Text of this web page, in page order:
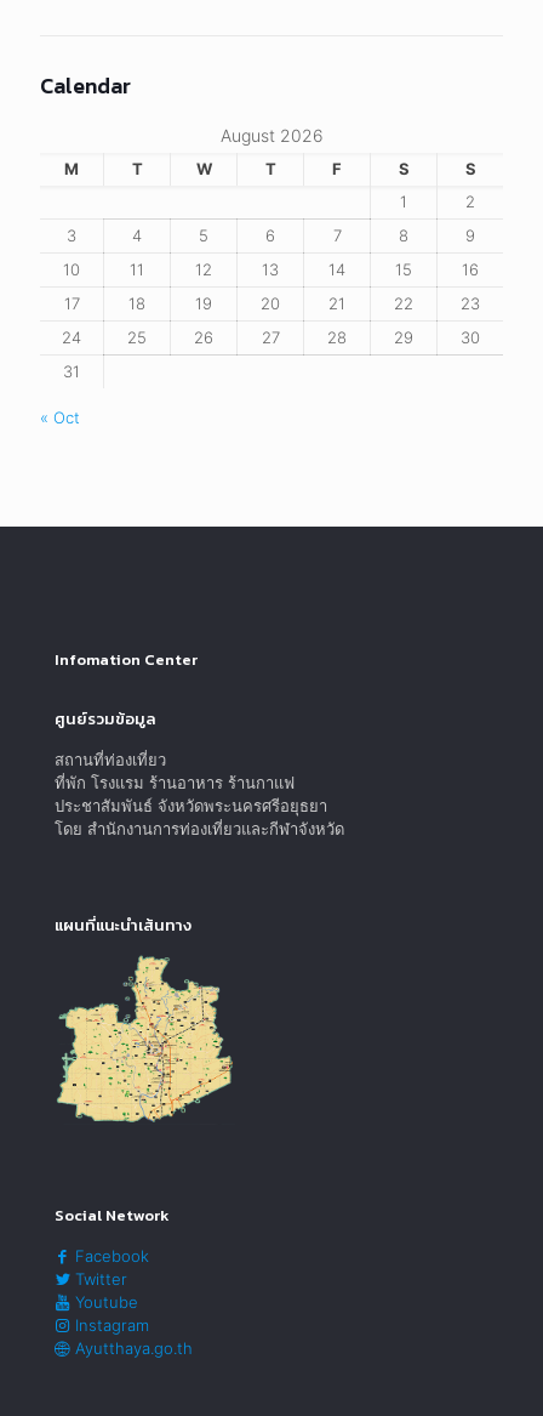
Calendar
August 2026
M T W T F S
S
1
2
3
4 5 6 7 8
9
10
11 12 13 14 15
16
17
18 19 20 21 22
23
24
25 26 27 28 29
30
31
« Oct
Infomation Center
ศูนย์รวมข้อมูล
สถานที่ท่องเที่ยว
ที่พัก โรงแรม ร้านอาหาร ร้านกาแฟ
ประชาสัมพันธ์ จังหวัดพระนครศรีอยุธยา
โดย สำนักงานการท่องเที่ยวและกีฬาจังหวัด
แผนที่แนะนำเส้นทาง
Social Network
Facebook
Twitter
Youtube
Instagram
Ayutthaya.go.th